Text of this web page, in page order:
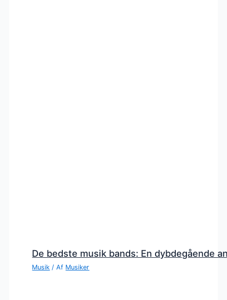
De bedste musik bands: En dybdegående
Musik / Af Musiker